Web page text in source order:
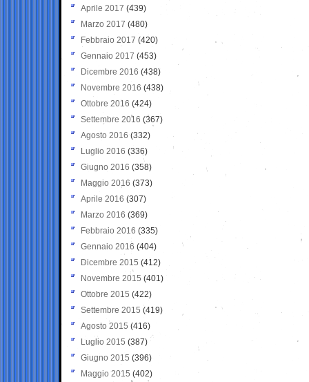
Aprile 2017 (439)
Marzo 2017 (480)
Febbraio 2017 (420)
Gennaio 2017 (453)
Dicembre 2016 (438)
Novembre 2016 (438)
Ottobre 2016 (424)
Settembre 2016 (367)
Agosto 2016 (332)
Luglio 2016 (336)
Giugno 2016 (358)
Maggio 2016 (373)
Aprile 2016 (307)
Marzo 2016 (369)
Febbraio 2016 (335)
Gennaio 2016 (404)
Dicembre 2015 (412)
Novembre 2015 (401)
Ottobre 2015 (422)
Settembre 2015 (419)
Agosto 2015 (416)
Luglio 2015 (387)
Giugno 2015 (396)
Maggio 2015 (402)